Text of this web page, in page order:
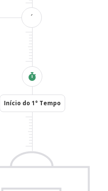
´
Início do 1° Tempo